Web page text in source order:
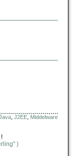
J2EE Middelware
!
)